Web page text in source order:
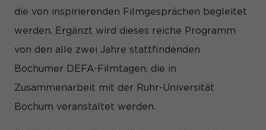
die von inspirierenden Filmgesprächen begleitet
werden. Ergänzt wird dieses reiche Programm
von den alle zwei Jahre stattfindenden
Bochumer DEFA-Filmtagen, die in
Zusammenarbeit mit der Ruhr-Universität
Bochum veranstaltet werden.
Informationen helfen uns zu verstehen, wie unsere Besucher
unsere Website nutzen.
Cookie-Informationen anzeigen
verwendet, um personalisierte Werbung anzuzeigen. Sie tun